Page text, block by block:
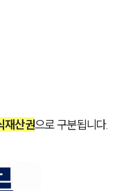
재산권으로 구분됩니다.